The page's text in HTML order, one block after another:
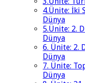
4.Ünite: İki
Dünya
5.Ünite: 2.
Dünya
6. Ünite: 2.
Dünya
7. Ünite:
Dünya